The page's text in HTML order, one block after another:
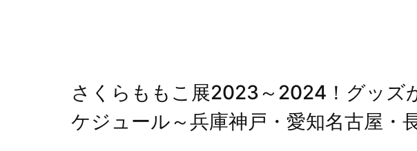
さくらももこ展2023～2024！グッズ
ケジュール～兵庫神戸・愛知名古屋・